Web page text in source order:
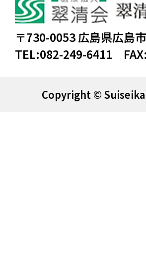
〒730-0053 広島県広島
TEL:082-249-6411 FAX:
Copyright ©